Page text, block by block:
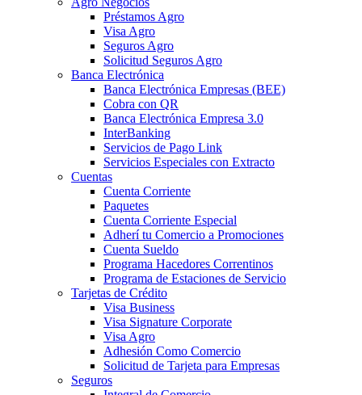
Préstamos Agro
Visa Agro
Seguros Agro
Solicitud Seguros Agro
Banca Electrónica
Banca Electrónica Empresas (BEE)
Cobra con QR
Banca Electrónica Empresa 3.0
InterBanking
Servicios de Pago Link
Servicios Especiales con Extracto
Cuentas
Cuenta Corriente
Paquetes
Cuenta Corriente Especial
Adherí tu Comercio a Promociones
Cuenta Sueldo
Programa Hacedores Correntinos
Programa de Estaciones de Servicio
Tarjetas de Crédito
Visa Business
Visa Signature Corporate
Visa Agro
Adhesión Como Comercio
Solicitud de Tarjeta para Empresas
Seguros